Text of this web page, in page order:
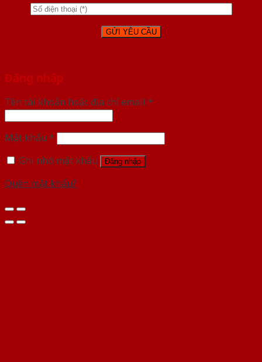
Đăng nhập
Tên tài khoản hoặc địa chỉ email *
Mật khẩu *
Ghi nhớ mật khẩu
Đăng nhập
Quên mật khẩu?